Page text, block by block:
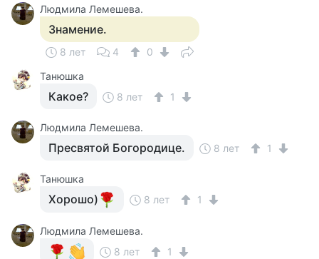
Людмила Лемешева.
Знамение.
8 лет 4
0
Танюшка
Какое? 8 лет 1
Людмила Лемешева.
Пресвятой Богородице. 8 лет 1
Танюшка
Хорошо) 8 лет 1
Людмила Лемешева.
8 лет
1